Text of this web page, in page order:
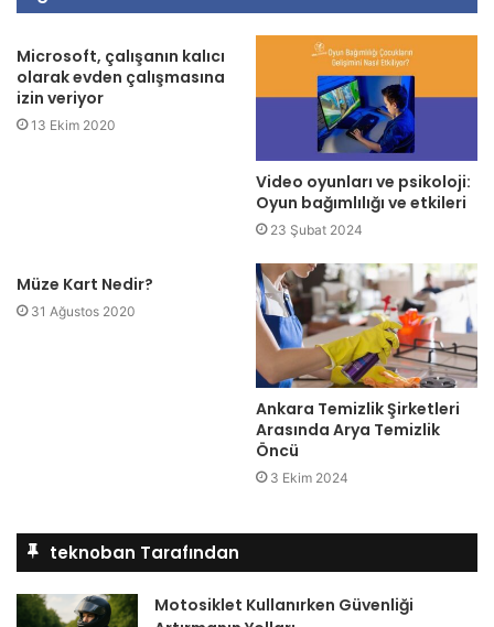
Microsoft, çalışanın kalıcı
olarak evden çalışmasına
izin veriyor
13 Ekim 2020
Video oyunları ve psikoloji:
Oyun bağımlılığı ve etkileri
23 Şubat 2024
Müze Kart Nedir?
31 Ağustos 2020
Ankara Temizlik Şirketleri
Arasında Arya Temizlik
Öncü
3 Ekim 2024
teknoban Tarafından
Motosiklet Kullanırken Güvenliği